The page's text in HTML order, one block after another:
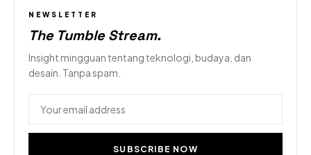
NEWSLETTER
The Tumble Stream.
Insight mingguan tentang teknologi, budaya, dan
desain. Tanpa spam.
SUBSCRIBE NOW